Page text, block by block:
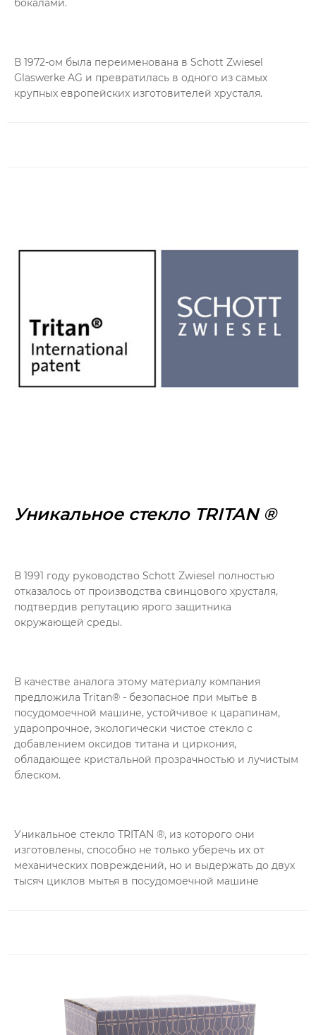
бокалами.
В 1972-ом была переименована в Schott Zwiesel
Glaswerke AG и превратилась в одного из самых
крупных европейских изготовителей хрусталя.
Уникальное стекло TRITAN ®
В 1991 году руководство Schott Zwiesel полностью
отказалось от производства свинцового хрусталя,
подтвердив репутацию ярого защитника
окружающей среды.
В качестве аналога этому материалу компания
предложила Tritan® - безопасное при мытье в
посудомоечной машине, устойчивое к царапинам,
ударопрочное, экологически чистое стекло с
добавлением оксидов титана и циркония,
обладающее кристальной прозрачностью и лучистым
блеском.
Уникальное стекло TRITAN ®, из которого они
изготовлены, способно не только уберечь их от
механических повреждений, но и выдержать до двух
тысяч циклов мытья в посудомоечной машине